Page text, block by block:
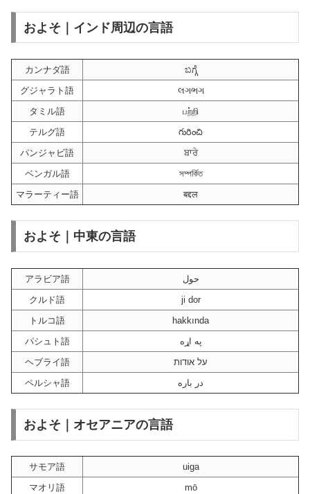
およそ｜インド周辺の言語
カンナダ語
ಬಗ್ಗೆ
グジャラト語
લગભગ
タミル語
பற்றி
テルグ語
గురించి
パンジャビ語
ਬਾਰੇ
ベンガル語
সম্পর্কিত
マラーティー語
बद्दल
およそ｜中東の言語
アラビア語
حول
クルド語
ji dor
トルコ語
hakkında
パシュト語
په اړه
ヘブライ語
על אודות
ペルシャ語
در باره
およそ｜オセアニアの言語
サモア語
uiga
マオリ語
mō